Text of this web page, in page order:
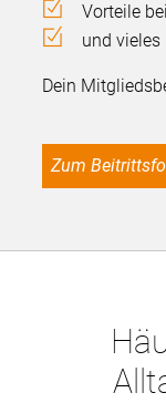
Vorteile
und vieles
Dein
Zum